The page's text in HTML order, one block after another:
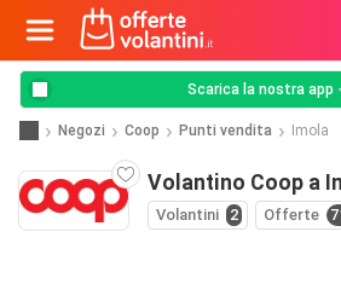
Scarica la nostra app
Negozi Coop Punti vendita Imola
Volantino Coop a
Volantini 2 Offerte